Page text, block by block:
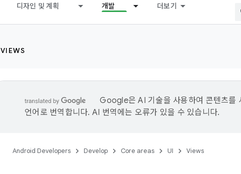
디자인 및 계획 개발 더보기
VIEWS
Google은 AI 기술을 사용하여 콘텐츠를
언어로 번역합니다. AI 번역에는 오류가 있을 수 있습니다.
Android Developers Develop Core areas UI Views